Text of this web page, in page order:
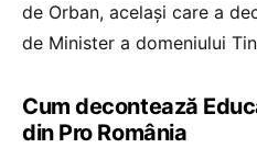
de Orban, același care a
de Minister a domeniului
Cum decontează
din Pro România